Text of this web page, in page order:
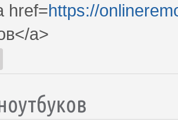
href=https://
a>